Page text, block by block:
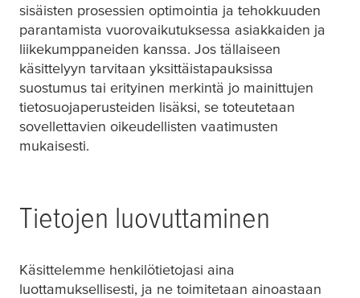
sisäisten prosessien optimointia ja tehokkuuden
parantamista vuorovaikutuksessa asiakkaiden ja
liikekumppaneiden kanssa. Jos tällaiseen
käsittelyyn tarvitaan yksittäistapauksissa
suostumus tai erityinen merkintä jo mainittujen
tietosuojaperusteiden lisäksi, se toteutetaan
sovellettavien oikeudellisten vaatimusten
mukaisesti.
Tietojen luovuttaminen
Käsittelemme henkilötietojasi aina
luottamuksellisesti, ja ne toimitetaan ainoastaan